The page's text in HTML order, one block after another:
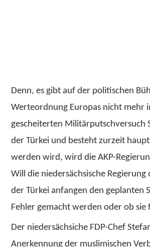
Denn, es gibt auf der politischen
Werteordnung Europas nicht mehr
gescheiterten Militärputschversuch
der Türkei und besteht zurzeit
werden wird, wird die AKP-
Will die niedersächsische
der Türkei anfangen den geplanten
Fehler gemacht werden oder ob
Der niedersächsiche FDP-Chef
Anerkennung der muslimischen